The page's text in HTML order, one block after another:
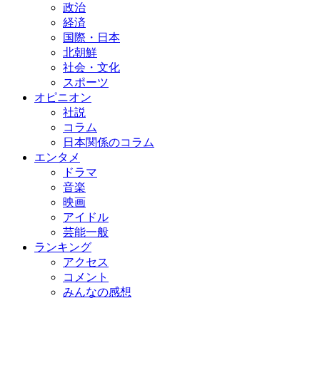
政治
経済
国際・日本
北朝鮮
社会・文化
スポーツ
オピニオン
社説
コラム
日本関係のコラム
エンタメ
ドラマ
音楽
映画
アイドル
芸能一般
ランキング
アクセス
コメント
みんなの感想